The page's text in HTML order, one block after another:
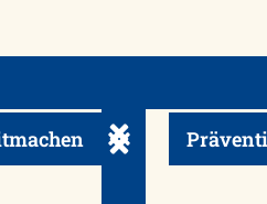
ausklappenUntermenü ein-/